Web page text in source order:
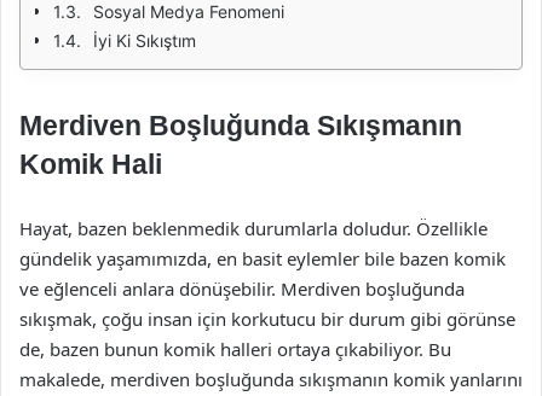
Sosyal Medya Fenomeni
İyi Ki Sıkıştım
Merdiven Boşluğunda Sıkışmanın
Komik Hali
Hayat, bazen beklenmedik durumlarla doludur. Özellikle
gündelik yaşamımızda, en basit eylemler bile bazen komik
ve eğlenceli anlara dönüşebilir. Merdiven boşluğunda
sıkışmak, çoğu insan için korkutucu bir durum gibi görünse
de, bazen bunun komik halleri ortaya çıkabiliyor. Bu
makalede, merdiven boşluğunda sıkışmanın komik yanlarını